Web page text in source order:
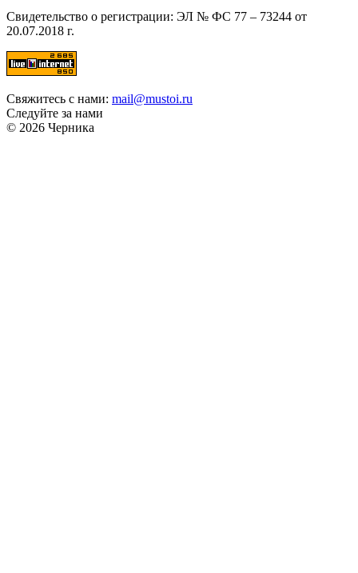
Свидетельство о регистрации: ЭЛ № ФС 77 – 73244 от
20.07.2018 г.
Свяжитесь с нами: mail@mustoi.ru
Следуйте за нами
© 2026 Черника